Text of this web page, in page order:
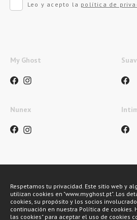
Leo y acepto la política de
My Ghost
Nunex
Métodos de pagamento
Respetamos tu privacidad. Este sitio web y
utilizan cookies en "www.myghost.pt". Los
cookies, su propósito y los socios
continuación en nuestra Política de cookies.
las cookies" para aceptar el uso de cookies